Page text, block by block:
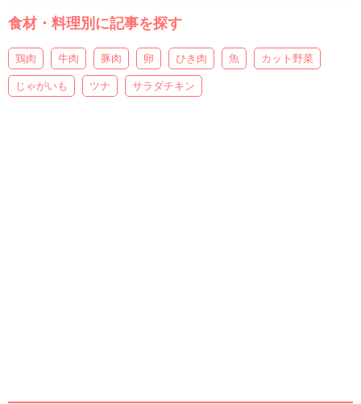
食材・料理別に記事を探す
鶏肉 牛肉 豚肉 卵 ひき肉 魚 カット野菜
じゃがいも ツナ サラダチキン